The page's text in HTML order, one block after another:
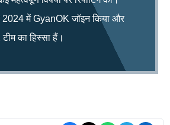
2024 में GyanOK जॉइन किया और
का हिस्सा हैं।